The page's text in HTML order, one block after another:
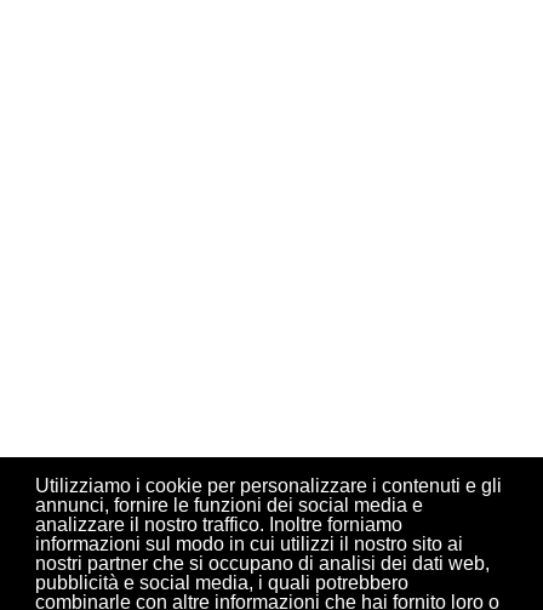
Utilizziamo i cookie per personalizzare i contenuti e gli
annunci, fornire le funzioni dei social media e
analizzare il nostro traffico. Inoltre forniamo
informazioni sul modo in cui utilizzi il nostro sito ai
nostri partner che si occupano di analisi dei dati web,
pubblicità e social media, i quali potrebbero
combinarle con altre informazioni che hai fornito loro o